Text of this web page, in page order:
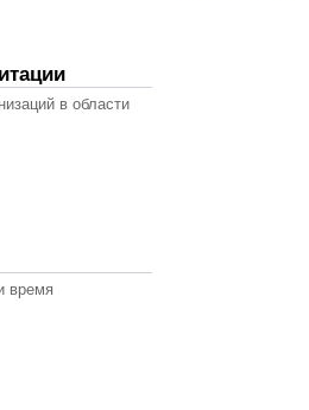
в области
время